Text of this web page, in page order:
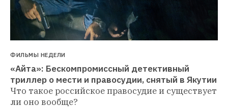
ФИЛЬМЫ НЕДЕЛИ
«Айта»: Бескомпромиссный детективный
триллер о мести и правосудии, снятый в Якутии
Что такое российское правосудие и существует
ли оно вообще?